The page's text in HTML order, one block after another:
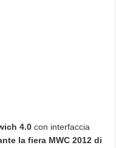
4.0 con interfaccia
la fiera MWC 2012 di